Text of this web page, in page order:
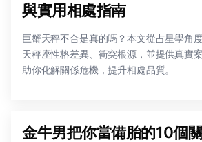
與實用相處指南
巨蟹天秤不合是真的嗎？本文從占星學角
天秤座性格差異、衝突根源，並提供真實
助你化解關係危機，提升相處品質。
金牛男把你當備胎的10個